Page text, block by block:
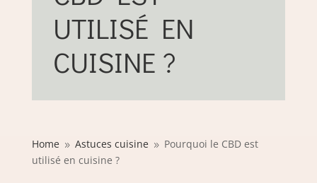
UTILISÉ EN
CUISINE ?
Home 9 Astuces cuisine 9 Pourquoi le CBD est
utilisé en cuisine ?